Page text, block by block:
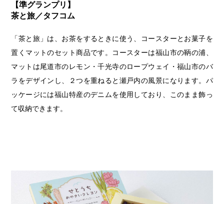
【準グランプリ】
茶と旅／タフコム
「茶と旅」は、お茶をするときに使う、コースターとお菓子を
置くマットのセット商品です。コースターは福山市の鞆の浦、
マットは尾道市のレモン・千光寺のロープウェイ・福山市のバ
ラをデザインし、２つを重ねると瀬戸内の風景になります。パ
ッケージには福山特産のデニムを使用しており、このまま飾っ
て収納できます。